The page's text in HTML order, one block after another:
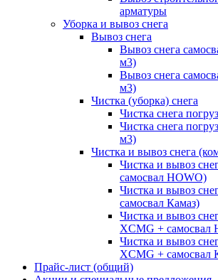
арматуры
Уборка и вывоз снега
Вывоз снега
Вывоз снега
м3)
Вывоз снега
м3)
Чистка (уборка) снега
Чистка снега
Чистка снега
м3)
Чистка и вывоз снега
Чистка и вывоз
самосвал HOWO)
Чистка и вывоз
самосвал Камаз)
Чистка и вывоз
XCMG + самосвал
Чистка и вывоз
XCMG + самосвал
Прайс-лист (общий)